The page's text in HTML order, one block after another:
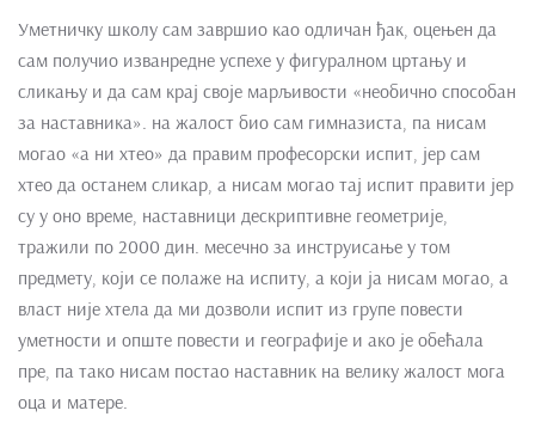
Уметничку школу сам завршио као одличан ђак, оцењен да
сам получио изванредне успехе у фигуралном цртању и
сликању и да сам крај своје марљивости «необично способан
за наставника». на жалост био сам гимназиста, па нисам
могао «а ни хтео» да правим професорски испит, јер сам
хтео да останем сликар, а нисам могао тај испит правити јер
су у оно време, наставници дескриптивне геометрије,
тражили по 2000 дин. месечно за инструисање у том
предмету, који се полаже на испиту, а који ја нисам могао, а
власт није хтела да ми дозволи испит из групе повести
уметности и опште повести и географије и ако је обећала
пре, па тако нисам постао наставник на велику жалост мога
оца и матере.